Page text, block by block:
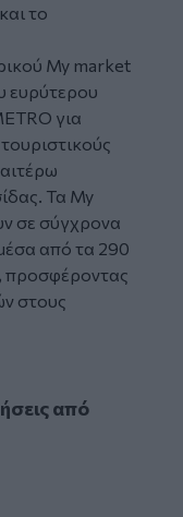
το
My market
ευρύτερου
για
Τα My
σε σύγχρονα
από τα 290
προσφέροντας
στους
από